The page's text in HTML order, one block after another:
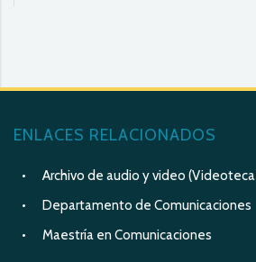
ENLACES RELACIONADOS
Archivo de audio y video
Departamento de Comunicaciones
Maestría en Comunicaciones